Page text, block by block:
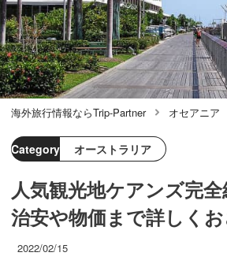
海外旅行情報ならTrip-Partner オセアニア
Category オーストラリア
人気観光地ケアンズ完全
治安や物価まで詳しくお
2022/02/15